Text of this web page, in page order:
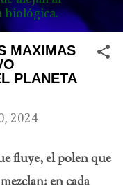
biológica.
MAXIMAS
PLANETA
2024
fluye, el polen que
en cada